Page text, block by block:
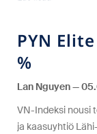
PYN
%
Lan Nguyen
VN-Indeksi nousi
ja kaasuyhtiö